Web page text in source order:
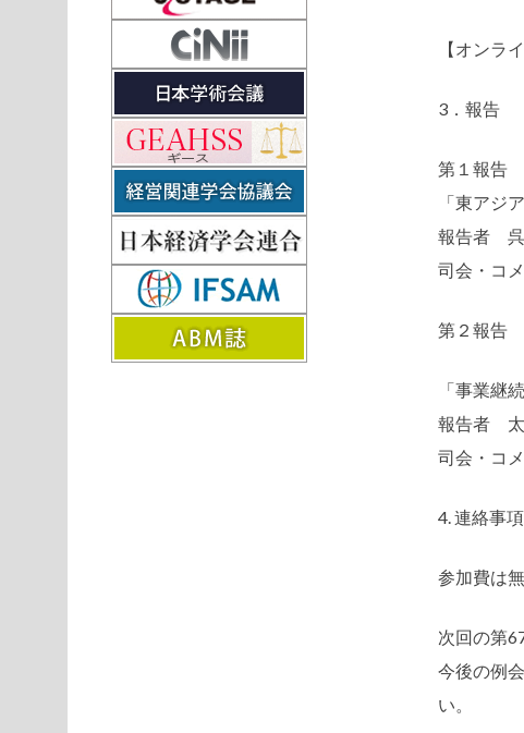
【オンラ
3．報告
第１報告
「東アジ
報告者
司会・コ
第２報告
「事業継
報告者
司会・コ
4. 連絡事項
参加費は
次回の第
今後の例
い。